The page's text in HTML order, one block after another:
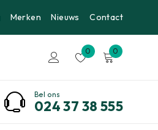
Merken Nieuws Contact
0 0
Bel ons
024 37 38 555